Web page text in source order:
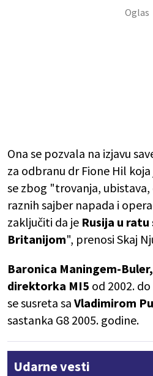
Ona se pozvala na izjavu
za odbranu dr Fione Hil
se zbog "trovanja,
raznih sajber napada i
zaključiti da je Rusija u ratu
Britanijom", prenosi Skaj
Baronica Maningem-Buler,
direktorka MI5 od 2002.
se susreta sa Vladimirom
sastanka G8 2005. godine.
Udarne vesti